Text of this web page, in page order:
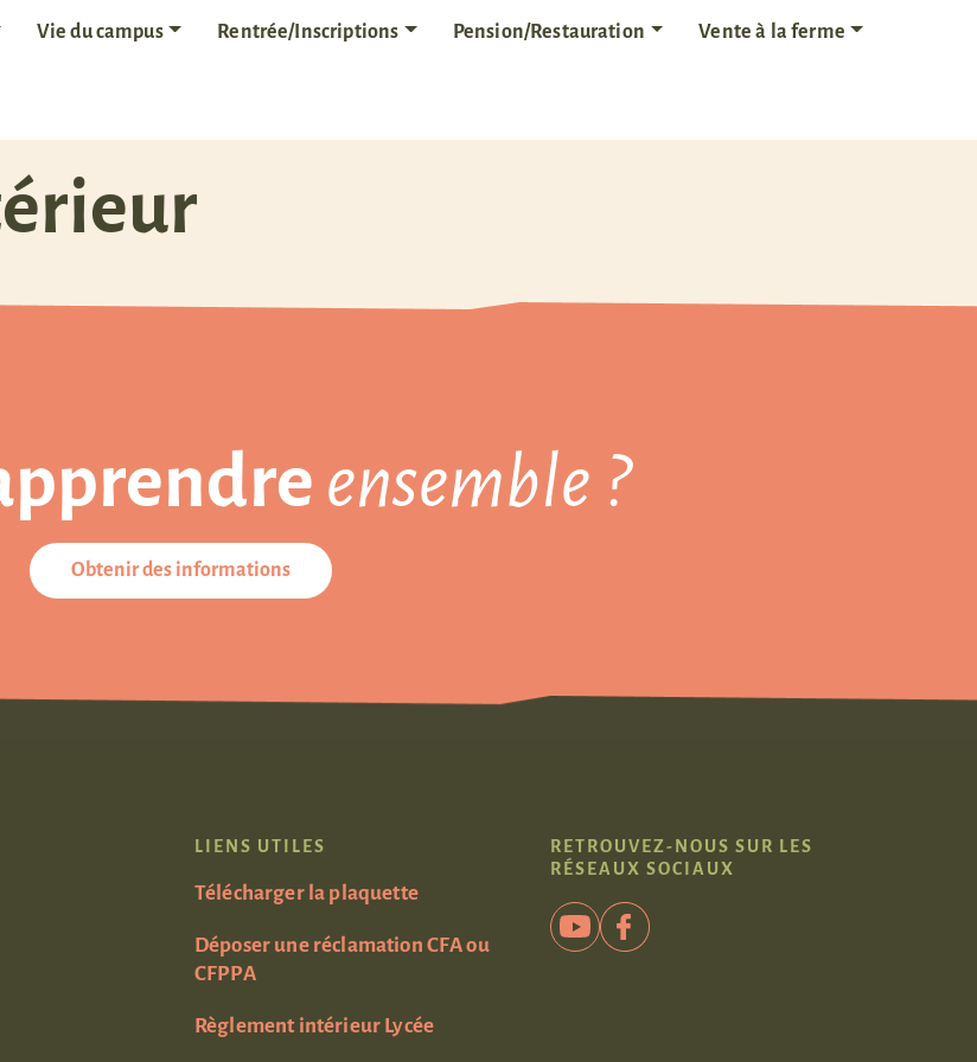
Vie du campus Rentrée/Inscriptions Pension/Restauration Vente à la ferme
ensemble ?
Obtenir des informations
LIENS UTILES
Télécharger la plaquette
Déposer une réclamation CFA ou
CFPPA
Règlement intérieur Lycée
RETROUVEZ-NOUS SUR LES
RÉSEAUX SOCIAUX